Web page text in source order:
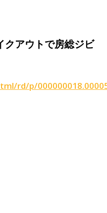
アウトで房総ジビ
rd/p/